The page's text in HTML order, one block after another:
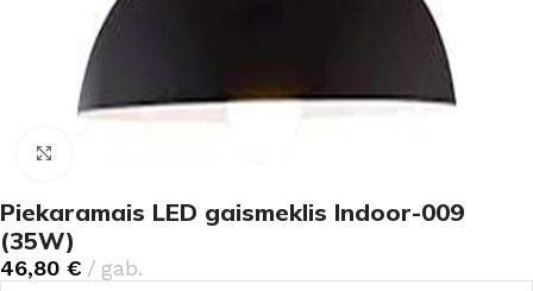
Piekaramais LED gaismeklis Indoor-009
(35W)
46,80 € gab.